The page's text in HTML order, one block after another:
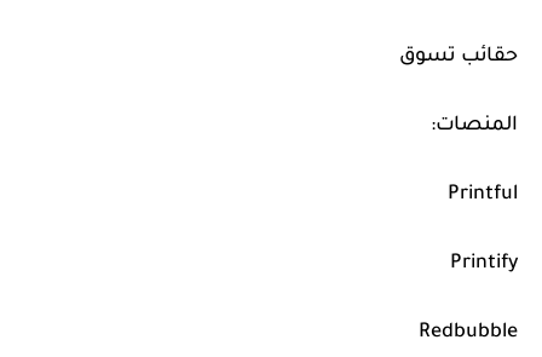
حقائب تسوق
المنصات:
Printful
Printify
Redbubble